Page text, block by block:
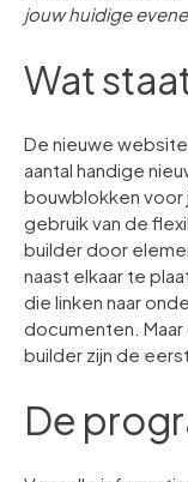
jouw huidige
Wat
De nieuwe
aantal handige
bouwblokken voor
gebruik van de
builder door
naast elkaar te
die linken naar
documenten.
builder zijn de
De